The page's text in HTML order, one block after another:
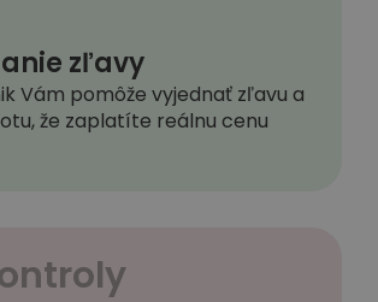
zľavy
Vám pomôže vyjednať zľavu a
že zaplatíte reálnu cenu